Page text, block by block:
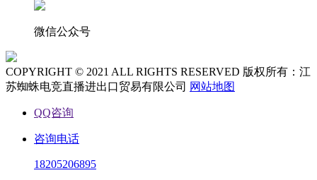
微信公众号
COPYRIGHT © 2021 ALL RIGHTS RESERVED 版权所有：江
苏蜘蛛电竞直播进出口贸易有限公司 网站地图
QQ咨询
咨询电话
18205206895